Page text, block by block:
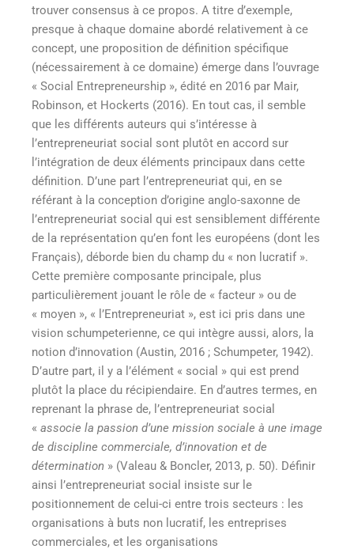
trouver consensus à ce propos. A titre d’exemple,
presque à chaque domaine abordé relativement à ce
concept, une proposition de définition spécifique
(nécessairement à ce domaine) émerge dans l’ouvrage
« Social Entrepreneurship », édité en 2016 par Mair,
Robinson, et Hockerts (2016). En tout cas, il semble
que les différents auteurs qui s’intéresse à
l’entrepreneuriat social sont plutôt en accord sur
l’intégration de deux éléments principaux dans cette
définition. D’une part l’entrepreneuriat qui, en se
référant à la conception d’origine anglo-saxonne de
l’entrepreneuriat social qui est sensiblement différente
de la représentation qu’en font les européens (dont les
Français), déborde bien du champ du « non lucratif ».
Cette première composante principale, plus
particulièrement jouant le rôle de « facteur » ou de
« moyen », « l’Entrepreneuriat », est ici pris dans une
vision schumpeterienne, ce qui intègre aussi, alors, la
notion d’innovation (Austin, 2016 ; Schumpeter, 1942).
D’autre part, il y a l’élément « social » qui est prend
plutôt la place du récipiendaire. En d’autres termes, en
reprenant la phrase de, l’entrepreneuriat social
« associe la passion d’une mission sociale à une image
de discipline commerciale, d’innovation et de
détermination » (Valeau & Boncler, 2013, p. 50). Définir
ainsi l’entrepreneuriat social insiste sur le
positionnement de celui-ci entre trois secteurs : les
organisations à buts non lucratif, les entreprises
commerciales, et les organisations